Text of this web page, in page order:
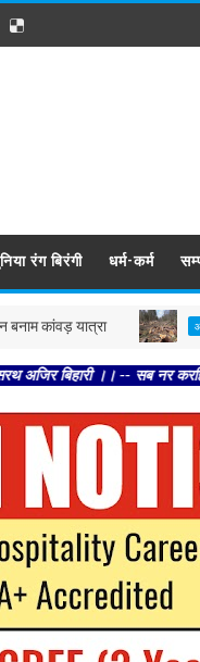
रंग बिरंगी धर्म-कर्म
यात्रा आलेख
।। -- सब नर करहिं परस्पर